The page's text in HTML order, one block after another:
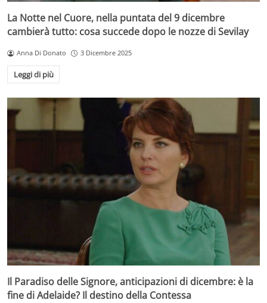
La Notte nel Cuore, nella puntata del 9 dicembre
cambierà tutto: cosa succede dopo le nozze di Sevilay
Anna Di Donato 3 Dicembre 2025
Leggi di più
Il Paradiso delle Signore, anticipazioni di dicembre: è la
fine di Adelaide? Il destino della Contessa